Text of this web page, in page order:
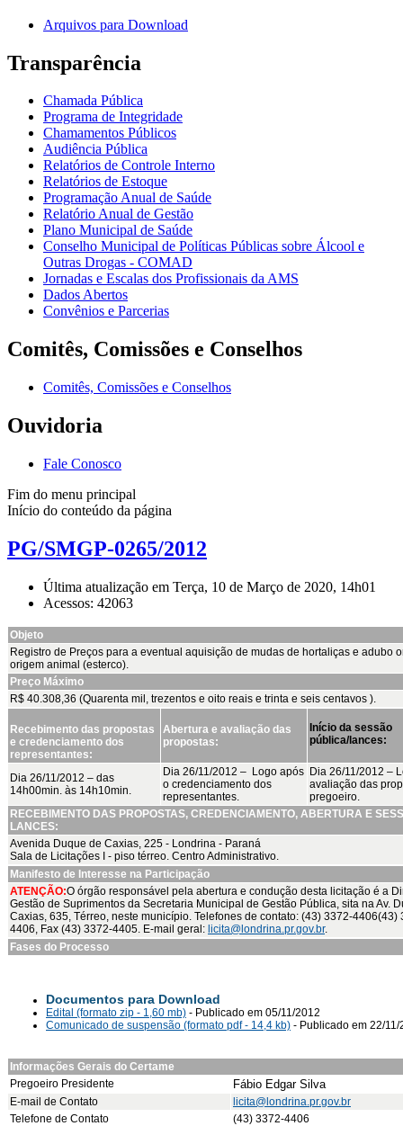
Arquivos para Download
Transparência
Chamada Pública
Programa de Integridade
Chamamentos Públicos
Audiência Pública
Relatórios de Controle Interno
Relatórios de Estoque
Programação Anual de Saúde
Relatório Anual de Gestão
Plano Municipal de Saúde
Conselho Municipal de Políticas Públicas sobre Álcool e
Outras Drogas - COMAD
Jornadas e Escalas dos Profissionais da AMS
Dados Abertos
Convênios e Parcerias
Comitês, Comissões e Conselhos
Comitês, Comissões e Conselhos
Ouvidoria
Fale Conosco
Fim do menu principal
Início do conteúdo da página
PG/SMGP-0265/2012
Última atualização em Terça, 10 de Março de 2020, 14h01
Acessos: 42063
Objeto
Registro de Preços para a eventual aquisição de mudas de hortaliças e adubo
origem animal (esterco).
Preço Máximo
R$ 40.308,36 (Quarenta mil, trezentos e oito reais e trinta e seis centavos ).
Recebimento das propostas
e credenciamento dos
representantes:
Abertura e avaliação das
propostas:
Início da sessão
pública/lances:
Dia 26/11/2012 – das
14h00min. às 14h10min.
Dia 26/11/2012 – Logo após
o credenciamento dos
representantes.
Dia 26/11/2012 –
avaliação das
pregoeiro.
RECEBIMENTO DAS PROPOSTAS, CREDENCIAMENTO, ABERTURA E
LANCES:
Avenida Duque de Caxias, 225 - Londrina - Paraná
Sala de Licitações I - piso térreo. Centro Administrativo.
Manifesto de Interesse na Participação
ATENÇÃO:O órgão responsável pela abertura e condução desta licitação é a
Gestão de Suprimentos da Secretaria Municipal de Gestão Pública, sita na Av.
Caxias, 635, Térreo, neste município. Telefones de contato: (43) 3372-4406(43)
4406, Fax (43) 3372-4405. E-mail geral: licita@londrina.pr.gov.br.
Fases do Processo
Documentos para Download
Edital (formato zip - 1,60 mb) - Publicado em 05/11/2012
Comunicado de suspensão (formato pdf - 14,4 kb) - Publicado em 22/11/
Informações Gerais do Certame
Pregoeiro Presidente
Fábio Edgar Silva
E-mail de Contato
licita@londrina.pr.gov.br
Telefone de Contato
(43) 3372-4406